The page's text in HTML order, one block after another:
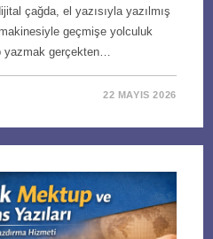
çağda, el yazısıyla yazılmış
geçmişe yolculuk
gerçekten…
22 MAYIS 2026